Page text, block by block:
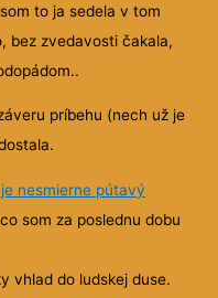
to ja sedela v tom
bez zvedavosti čakala,
príbehu (nech už je
nesmierne pútavý
som za poslednu dobu
vhlad do ludskej duse.